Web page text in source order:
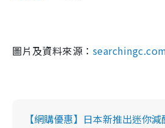
圖片及資料來源：
【網購優惠】日本新推出迷你